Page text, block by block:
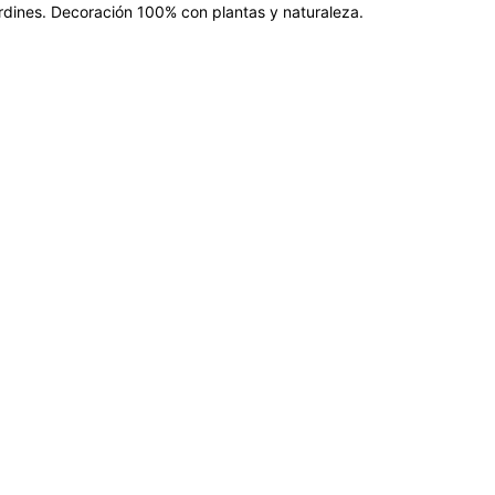
Decoración 100% con plantas y naturaleza.